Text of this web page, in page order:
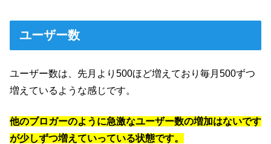
ユーザー数
ユーザー数は、先月より500ほど増えており毎月500ずつ
増えているような感じです。
他のブロガーのように急激なユーザー数の増加はないです
が少しずつ増えていっている状態です。